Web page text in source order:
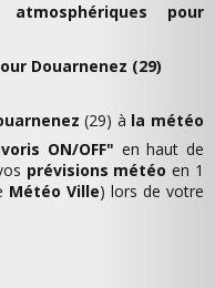
atmosphériques pour
Douarnenez (29)
(29) à la météo
ON/OFF" en haut de
prévisions météo en 1
Météo Ville) lors de votre